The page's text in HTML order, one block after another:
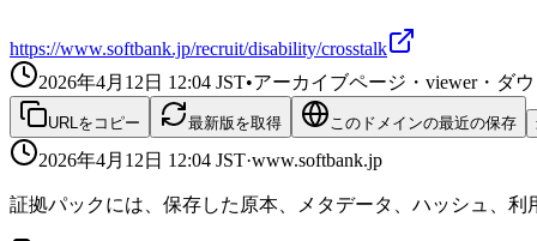
https://www.softbank.jp/recruit/disability/crosstalk
2026年4月12日 12:04 JST•アーカイブページ・viewer・ダ
URLをコピー 最新版を取得 このドメインの最近の保存
2026年4月12日 12:04 JST·www.softbank.jp
証拠パックには、保存した原本、メタデータ、ハッシュ、